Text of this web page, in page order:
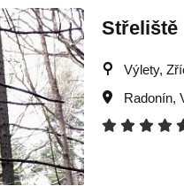
Střeliště
Výlety,
Radonín,